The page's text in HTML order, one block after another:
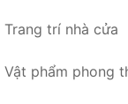
Trang trí nhà cửa
Vật phẩm phong